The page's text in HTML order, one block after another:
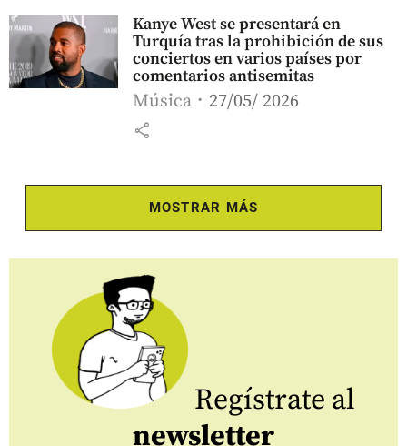
Kanye West se presentará en
Turquía tras la prohibición de sus
conciertos en varios países por
comentarios antisemitas
Música 27/05/ 2026
share
MOSTRAR MÁS
Regístrate al
newsletter